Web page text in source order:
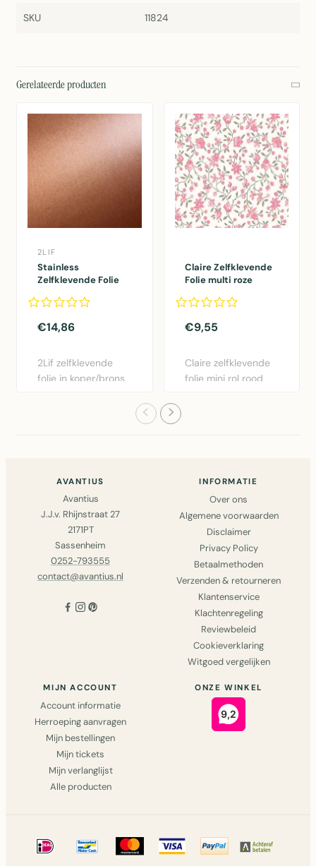
SKU 11824
Gerelateerde producten
2LIF
Stainless
Zelfklevende Folie
45cmx1,5mtr
€14,86
2Lif zelfklevende
folie in koper/brons
Claire Zelfklevende
Folie multi roze
€9,55
Claire zelfklevende
folie mini rol rood
AVANTIUS
Avantius
J.J.v. Rhijnstraat 27
2171PT
Sassenheim
0252-793555
contact@avantius.nl
INFORMATIE
Over ons
Algemene voorwaarden
Disclaimer
Privacy Policy
Betaalmethoden
Verzenden & retourneren
Klantenservice
Klachtenregeling
Reviewbeleid
Cookieverklaring
Witgoed vergelijken
MIJN ACCOUNT
Account informatie
Herroeping aanvragen
Mijn bestellingen
Mijn tickets
Mijn verlanglijst
Alle producten
ONZE WINKEL